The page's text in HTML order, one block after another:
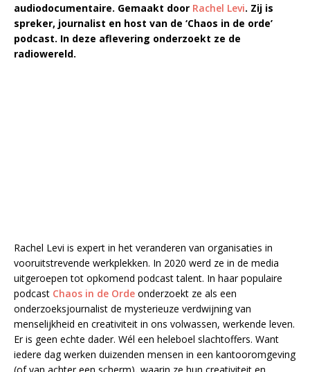
audiodocumentaire. Gemaakt door Rachel Levi. Zij is
spreker, journalist en host van de ‘Chaos in de orde’
podcast. In deze aflevering onderzoekt ze de
radiowereld.
Rachel Levi is expert in het veranderen van organisaties in
vooruitstrevende werkplekken. In 2020 werd ze in de media
uitgeroepen tot opkomend podcast talent. In haar populaire
podcast Chaos in de Orde onderzoekt ze als een
onderzoeksjournalist de mysterieuze verdwijning van
menselijkheid en creativiteit in ons volwassen, werkende leven.
Er is geen echte dader. Wél een heleboel slachtoffers. Want
iedere dag werken duizenden mensen in een kantooromgeving